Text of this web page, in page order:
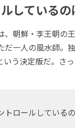
しているの
朝鮮・李王朝の
だ一人の風水師。
いう決定版だ。さ
トロールしている